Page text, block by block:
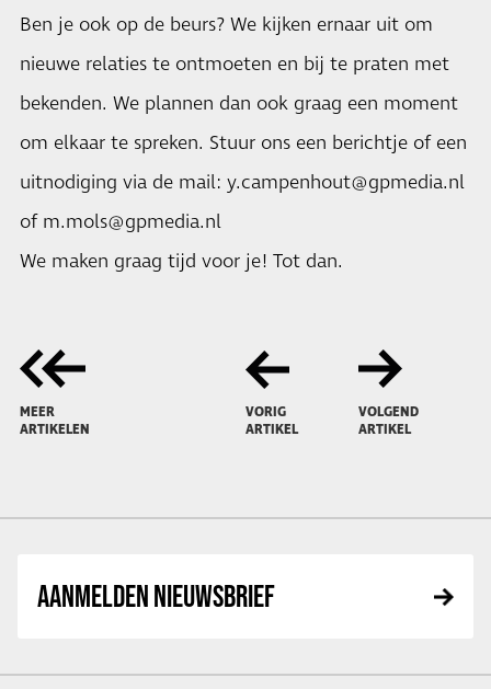
Ben je ook op de beurs? We kijken ernaar uit om
nieuwe relaties te ontmoeten en bij te praten met
bekenden. We plannen dan ook graag een moment
om elkaar te spreken. Stuur ons een berichtje of een
uitnodiging via de mail: y.campenhout@gpmedia.nl
of m.mols@gpmedia.nl
We maken graag tijd voor je! Tot dan.
MEER
ARTIKELEN
VORIG
ARTIKEL
VOLGEND
ARTIKEL
AANMELDEN NIEUWSBRIEF